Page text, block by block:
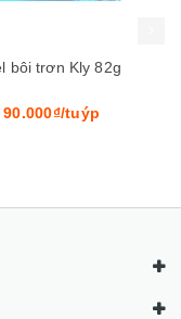
Kly 82g
tuýp